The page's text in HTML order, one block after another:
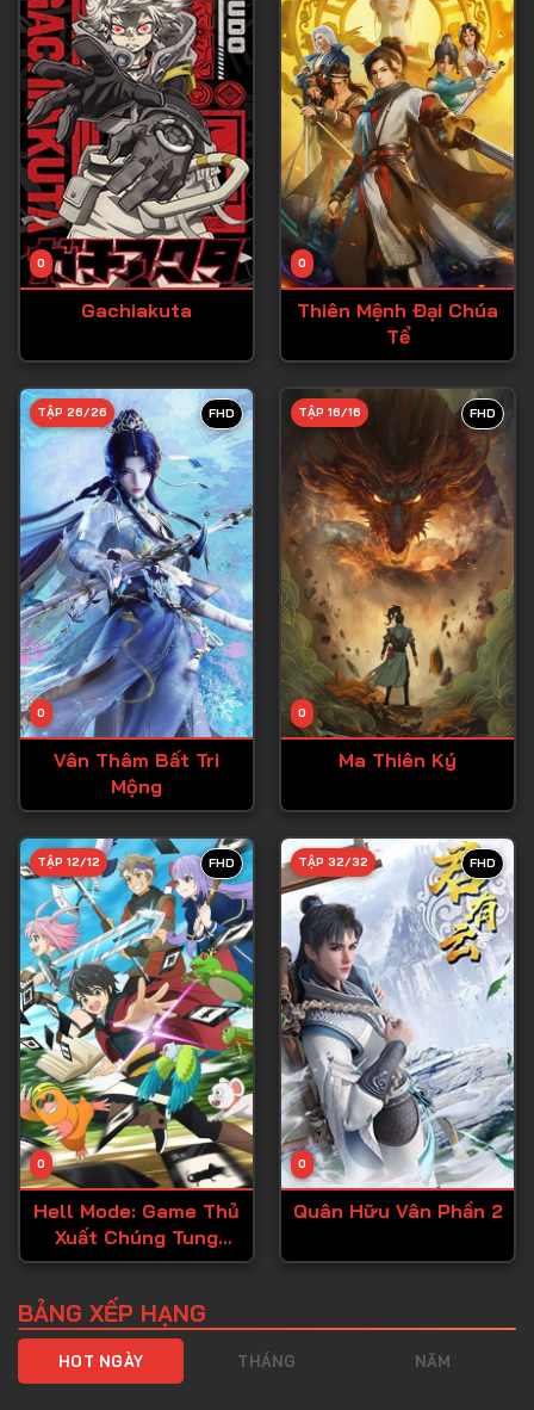
Tập 20
Tập 21
Tập 23
Tập 24
Tập 25
Tập 26
Tập 29
Tập 30
Tập 31
Tập 32
Tập 33
Tập 34
Tập 35
Tập 36
Tập 39
Tập 40
Tập 41
Tập 42
Tập 43
Tập 44
Tập 45
Tập 46
Tập 47
Tập 49
0
Gachiakuta
0
Thiên Mệnh Đại Chúa
Tể
FHD
0
TẬP 26/26
Vân Thâm Bất Tri
Mộng
FHD
0
TẬP 16/16
Ma Thiên Ký
FHD
0
TẬP 12/12
Hell Mode: Game Thủ
Xuất Chúng Tung
Hoành Chốn Dị Giới
FHD
0
TẬP 32/32
Quân Hữu Vân Phần 2
BẢNG XẾP HẠNG
HOT NGÀY THÁNG NĂM